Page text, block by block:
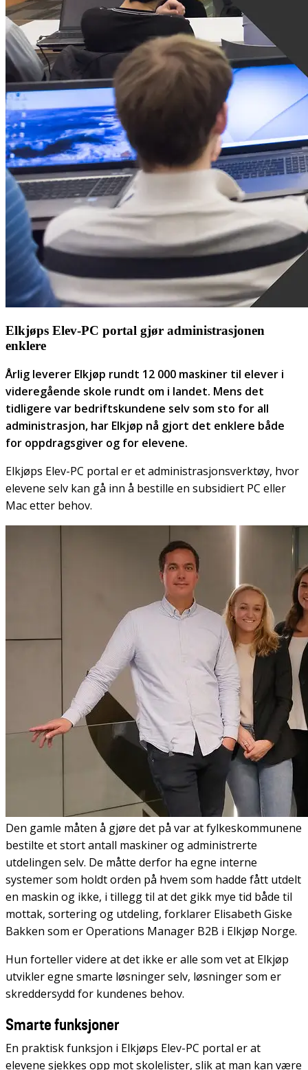
Elkjøps Elev-PC portal gjør administrasjonen
enklere
Årlig leverer Elkjøp rundt 12 000 maskiner til elever i
videregående skole rundt om i landet. Mens det
tidligere var bedriftskundene selv som sto for all
administrasjon, har Elkjøp nå gjort det enklere både
for oppdragsgiver og for elevene.
Elkjøps Elev-PC portal er et administrasjonsverktøy, hvor
elevene selv kan gå inn å bestille en subsidiert PC eller
Mac etter behov.
Den gamle måten å gjøre det på var at fylkeskommunene
bestilte et stort antall maskiner og administrerte
utdelingen selv. De måtte derfor ha egne interne
systemer som holdt orden på hvem som hadde fått utdelt
en maskin og ikke, i tillegg til at det gikk mye tid både til
mottak, sortering og utdeling, forklarer Elisabeth Giske
Bakken som er Operations Manager B2B i Elkjøp Norge.
Hun forteller videre at det ikke er alle som vet at Elkjøp
utvikler egne smarte løsninger selv, løsninger som er
skreddersydd for kundenes behov.
Smarte funksjoner
En praktisk funksjon i Elkjøps Elev-PC portal er at
elevene sjekkes opp mot skolelister, slik at man kan være